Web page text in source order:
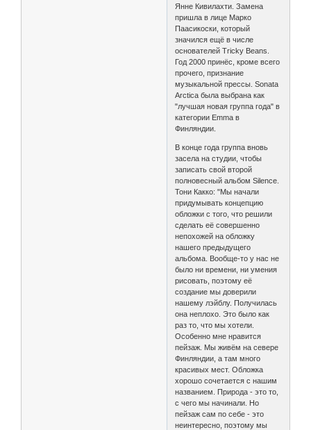
Янне Кивилахти. Замена
пришла в лице Марко
Паасикоски, который
значился ещё в числе
основателей Tricky Beans.
Год 2000 принёс, кроме всего
прочего, признание
музыкальной прессы. Sonata
Arctica была выбрана как
"лучшая новая группа года" в
категории Emma в
Финляндии.
В конце года группа вновь
засела на студии, чтобы
записать свой второй
полновесный альбом Silence.
Тони Какко: "Мы начали
придумывать концепцию
обложки с того, что решили
сделать её совершенно
непохожей на обложку
нашего предыдущего
альбома. Вообще-то у нас не
было ни времени, ни умения
рисовать, поэтому её
создание мы доверили
нашему лэйблу. Получилась
она неплохо. Это было как
раз то, что мы хотели.
Особенно мне нравится
пейзаж. Мы живём на севере
Финляндии, а там много
красивых мест. Обложка
хорошо сочетается с нашим
названием. Природа - это то,
с чего мы начинали. Но
пейзаж сам по себе - это
неинтересно, поэтому мы